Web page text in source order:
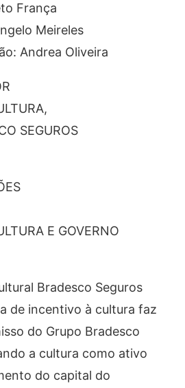
França
Meireles
Andrea Oliveira
SEGUROS
E GOVERNO
Bradesco Seguros
de incentivo à cultura faz
do Grupo Bradesco
a cultura como ativo
do capital do